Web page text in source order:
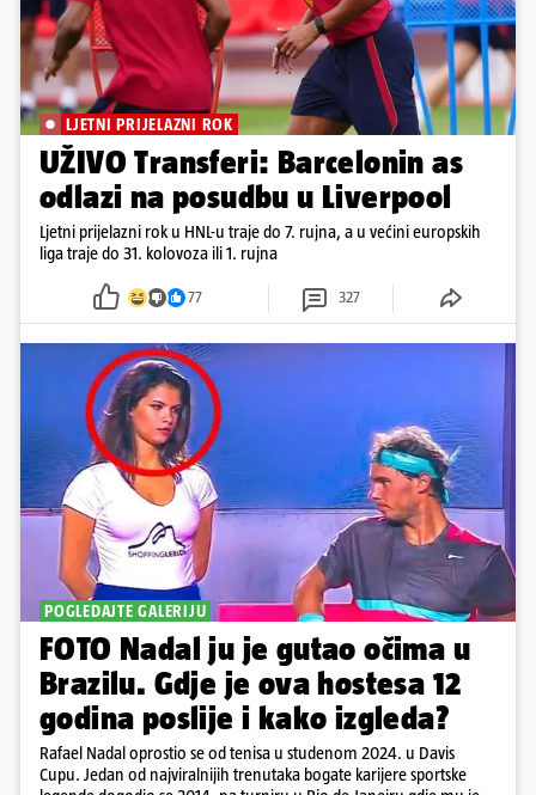
LJETNI PRIJELAZNI ROK
UŽIVO Transferi: Barcelonin as
odlazi na posudbu u Liverpool
Ljetni prijelazni rok u HNL-u traje do 7. rujna, a u većini europskih
liga traje do 31. kolovoza ili 1. rujna
77 327
POGLEDAJTE GALERIJU
FOTO Nadal ju je gutao očima u
Brazilu. Gdje je ova hostesa 12
godina poslije i kako izgleda?
Rafael Nadal oprostio se od tenisa u studenom 2024. u Davis
Cupu. Jedan od najviralnijih trenutaka bogate karijere sportske